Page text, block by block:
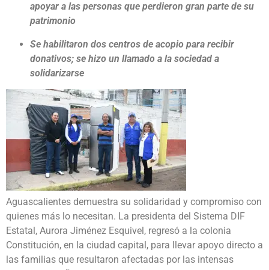
apoyar a las personas que perdieron gran parte de su
patrimonio
Se habilitaron dos centros de acopio para recibir
donativos; se hizo un llamado a la sociedad a
solidarizarse
Aguascalientes demuestra su solidaridad y compromiso con
quienes más lo necesitan. La presidenta del Sistema DIF
Estatal, Aurora Jiménez Esquivel, regresó a la colonia
Constitución, en la ciudad capital, para llevar apoyo directo a
las familias que resultaron afectadas por las intensas